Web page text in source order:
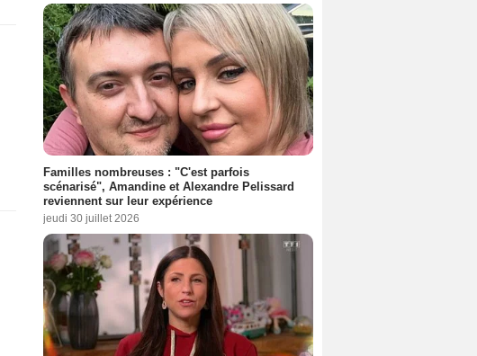
Familles nombreuses : "C'est parfois
scénarisé", Amandine et Alexandre Pelissard
reviennent sur leur expérience
jeudi 30 juillet 2026